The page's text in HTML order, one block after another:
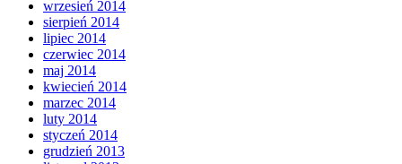
wrzesień 2014
sierpień 2014
lipiec 2014
czerwiec 2014
maj 2014
kwiecień 2014
marzec 2014
luty 2014
styczeń 2014
grudzień 2013